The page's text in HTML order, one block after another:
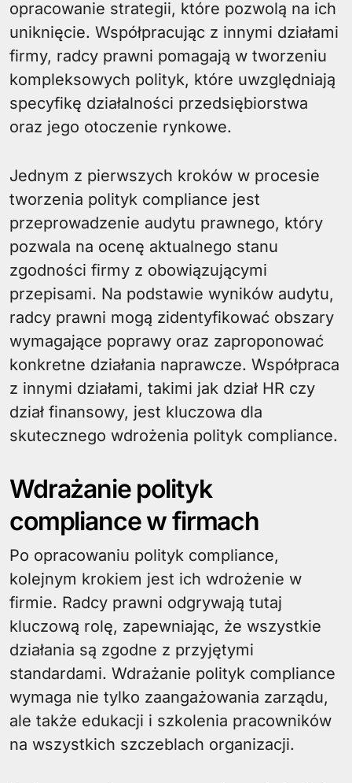
opracowanie strategii, które pozwolą na ich
uniknięcie. Współpracując z innymi działami
firmy, radcy prawni pomagają w tworzeniu
kompleksowych polityk, które uwzględniają
specyfikę działalności przedsiębiorstwa
oraz jego otoczenie rynkowe.
Jednym z pierwszych kroków w procesie
tworzenia polityk compliance jest
przeprowadzenie audytu prawnego, który
pozwala na ocenę aktualnego stanu
zgodności firmy z obowiązującymi
przepisami. Na podstawie wyników audytu,
radcy prawni mogą zidentyfikować obszary
wymagające poprawy oraz zaproponować
konkretne działania naprawcze. Współpraca
z innymi działami, takimi jak dział HR czy
dział finansowy, jest kluczowa dla
skutecznego wdrożenia polityk compliance.
Wdrażanie polityk
compliance w firmach
Po opracowaniu polityk compliance,
kolejnym krokiem jest ich wdrożenie w
firmie. Radcy prawni odgrywają tutaj
kluczową rolę, zapewniając, że wszystkie
działania są zgodne z przyjętymi
standardami. Wdrażanie polityk compliance
wymaga nie tylko zaangażowania zarządu,
ale także edukacji i szkolenia pracowników
na wszystkich szczeblach organizacji.